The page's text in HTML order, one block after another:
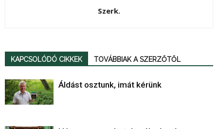
Szerk.
KAPCSOLÓDÓ CIKKEK TOVÁBBIAK A SZERZŐTŐL
Áldást osztunk, imát kérünk